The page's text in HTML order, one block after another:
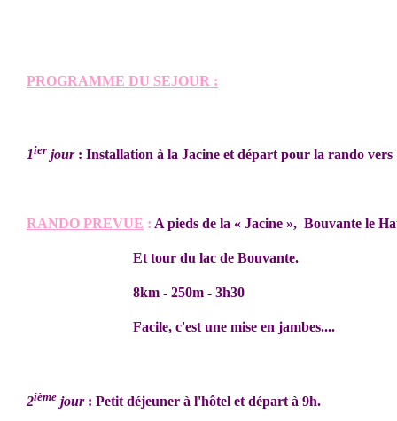
PROGRAMME DU SEJOUR :
1ier jour: Installation à la Jacine et départ pour la rando vers
RANDO PREVUE : A pieds de la « Jacine », Bouvante le
Et tour du lac de Bouvante.
8km - 250m - 3h30
Facile, c'est une mise en jambes....
2ième jour: Petit déjeuner à l'hôtel et départ à 9h.